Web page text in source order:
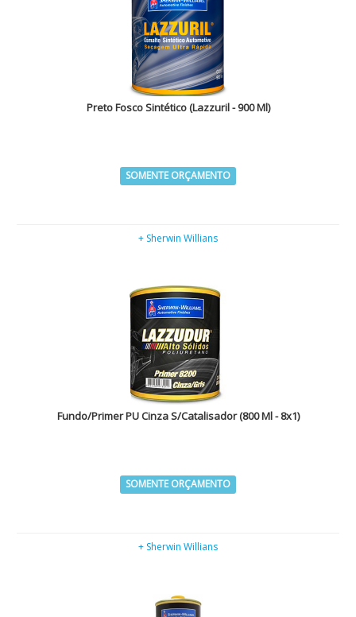
Preto Fosco Sintético (Lazzuril - 900 Ml)
SOMENTE ORÇAMENTO
+ Sherwin Willians
Fundo/Primer PU Cinza S/Catalisador (800 Ml - 8x1)
SOMENTE ORÇAMENTO
+ Sherwin Willians